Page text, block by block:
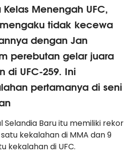
Menengah UFC,
tidak kecewa
dengan Jan
perebutan gelar juara
di UFC-259. Ini
pertamanya di seni
Selandia Baru itu memiliki rekor
kekalahan di MMA dan 9
kekalahan di UFC.